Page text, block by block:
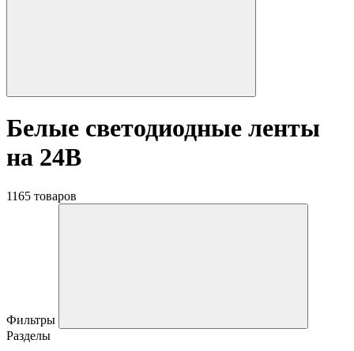
Белые светодиодные ленты
на 24В
1165 товаров
Фильтры
Разделы